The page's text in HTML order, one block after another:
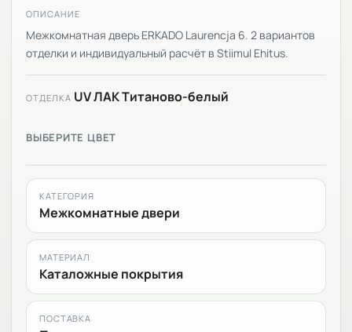
ОПИСАНИЕ
Межкомнатная дверь ERKADO Laurencja 6. 2 вариантов
отделки и индивидуальный расчёт в Stiimul Ehitus.
ОТДЕЛКА UV ЛАК Титаново-белый
ВЫБЕРИТЕ ЦВЕТ
КАТЕГОРИЯ
Межкомнатные двери
МАТЕРИАЛ
Каталожные покрытия
ПОСТАВКА